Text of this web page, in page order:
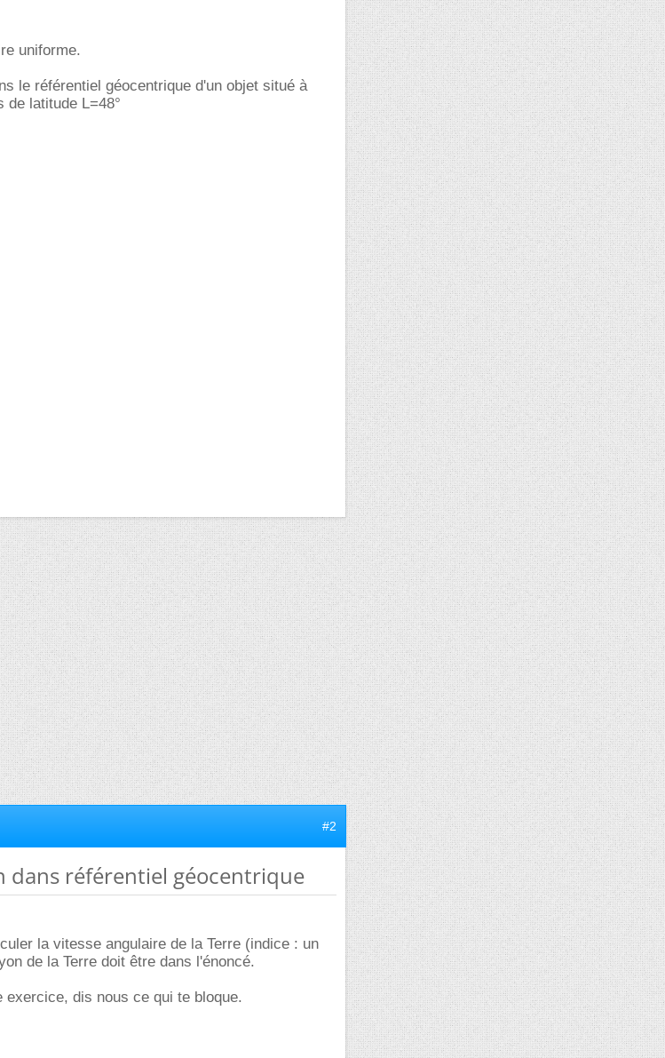
uniforme.
le référentiel géocentrique d'un objet situé à
de latitude L=48°
#2
dans référentiel géocentrique
la vitesse angulaire de la Terre (indice : un
de la Terre doit être dans l'énoncé.
exercice, dis nous ce qui te bloque.